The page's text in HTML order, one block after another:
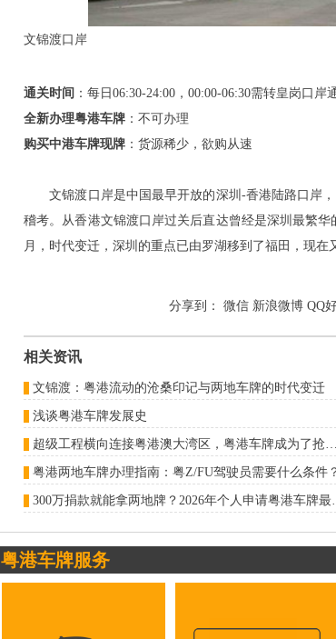
文锦渡口岸
通关时间 ：每日06:30-24:00，00:00-06:30需转皇岗口岸
全新办理粤港车牌 ：不可办理
购买中港车牌现牌 ：货源稀少，欲购从速
文锦渡口岸是中国最早开放的深圳-香港陆路口岸，
稽考。从香港文锦渡口岸过关后直达曾经是深圳最繁
月，时代变迁，深圳的重点已由罗湖移到了福田，现
分享到： 微信 新浪微博 QQ
相关资讯
文锦渡：粤港流动的沧桑印记与两地车牌的时代变迁
浅谈粤港车牌发展史
超级工程横向连接粤港澳大湾区，粤港车牌成为了抢占粤港澳大湾区经济优势的关键
粤港两地车牌办理指南：粤Z/FU驾驶员需要什么条件
300万捐款就
粤港车牌服务